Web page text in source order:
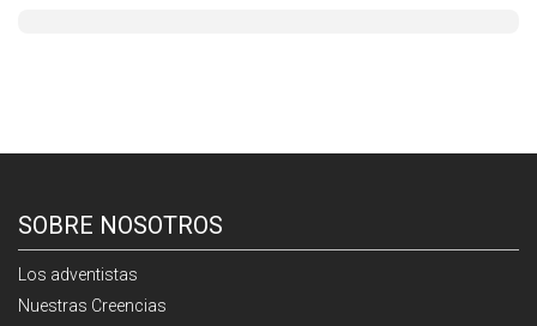
SOBRE NOSOTROS
Los adventistas
Nuestras Creencias